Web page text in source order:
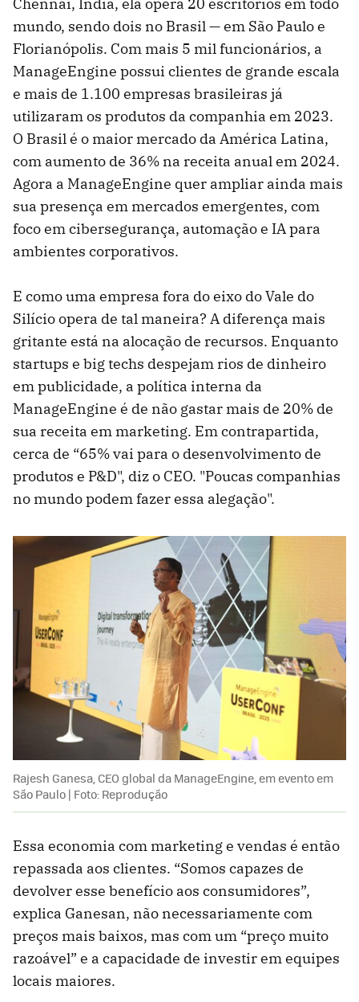
Chennai, Índia, ela opera 20 escritórios em todo
mundo, sendo dois no Brasil — em São Paulo e
Florianópolis. Com mais 5 mil funcionários, a
ManageEngine possui clientes de grande escala
e mais de 1.100 empresas brasileiras já
utilizaram os produtos da companhia em 2023.
O Brasil é o maior mercado da América Latina,
com aumento de 36% na receita anual em 2024.
Agora a ManageEngine quer ampliar ainda mais
sua presença em mercados emergentes, com
foco em cibersegurança, automação e IA para
ambientes corporativos.
E como uma empresa fora do eixo do Vale do
Silício opera de tal maneira? A diferença mais
gritante está na alocação de recursos. Enquanto
startups e big techs despejam rios de dinheiro
em publicidade, a política interna da
ManageEngine é de não gastar mais de 20% de
sua receita em marketing. Em contrapartida,
cerca de “65% vai para o desenvolvimento de
produtos e P&D", diz o CEO. "Poucas companhias
no mundo podem fazer essa alegação".
Rajesh Ganesa, CEO global da ManageEngine, em evento em
São Paulo | Foto: Reprodução
Essa economia com marketing e vendas é então
repassada aos clientes. “Somos capazes de
devolver esse benefício aos consumidores”,
explica Ganesan, não necessariamente com
preços mais baixos, mas com um “preço muito
razoável” e a capacidade de investir em equipes
locais maiores.